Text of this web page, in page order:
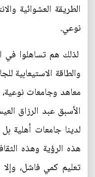
الطريقة العشوائية
نوعي.
لذلك هم تساهلوا في
والطاقة الاستيعابية
معاهد وجامعات
الأسبق عبد الرزاق
لدينا جامعات أهلية
هذه الرؤية وهذه
تعليم كمي فاشل،